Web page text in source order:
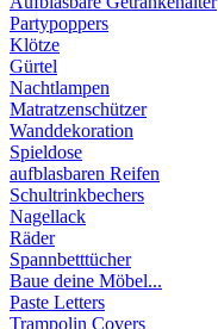
Partypoppers
Klötze
Gürtel
Nachtlampen
Matratzenschützer
Wanddekoration
Spieldose
aufblasbaren Reifen
Schultrinkbechers
Nagellack
Räder
Spannbetttücher
Baue deine Möbel...
Paste Letters
Trampolin Covers